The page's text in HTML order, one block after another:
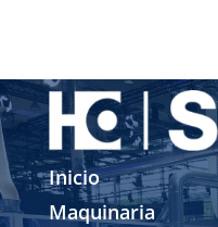
Inicio
Maquinaria